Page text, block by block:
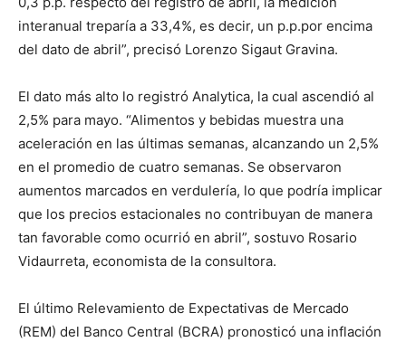
interanual treparía a 33,4%, es decir, un p.p.por encima
del dato de abril”, precisó Lorenzo Sigaut Gravina.
El dato más alto lo registró Analytica, la cual ascendió al
2,5% para mayo. “Alimentos y bebidas muestra una
aceleración en las últimas semanas, alcanzando un 2,5%
en el promedio de cuatro semanas. Se observaron
aumentos marcados en verdulería, lo que podría implicar
que los precios estacionales no contribuyan de manera
tan favorable como ocurrió en abril”, sostuvo Rosario
Vidaurreta, economista de la consultora.
El último Relevamiento de Expectativas de Mercado
(REM) del Banco Central (BCRA) pronosticó una inflación